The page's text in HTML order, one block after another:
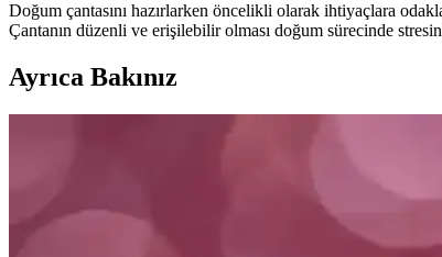
Doğum çantasını hazırlarken öncelikli olarak ihtiyaçlara
Çantanın düzenli ve erişilebilir olması doğum sürecinde
Ayrıca Bakınız
Doğum Sonrası Vücut Şekillendirme Ürünleri: